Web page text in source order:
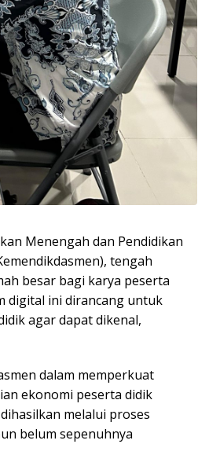
Menengah dan Pendidikan
tengah
besar bagi karya peserta
digital ini dirancang untuk
agar dapat dikenal,
dalam memperkuat
ekonomi peserta didik
melalui proses
belum sepenuhnya